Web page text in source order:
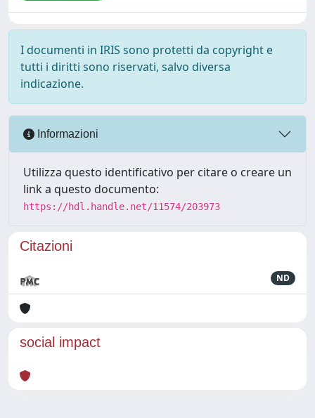
I documenti in IRIS sono protetti da copyright e
tutti i diritti sono riservati, salvo diversa
indicazione.
Informazioni
Utilizza questo identificativo per citare o creare un
link a questo documento:
https://hdl.handle.net/11574/203973
Citazioni
ND
social impact